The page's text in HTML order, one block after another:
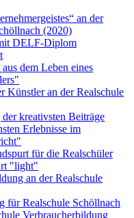
an der
(2020)
DELF-Diplom
dem Leben eines
Künstler an der Realschule
der kreativsten Beiträge
Erlebnisse im
für die Realschüler
"light"
an der Realschule
für Realschule Schöllnach
Verbraucherbildung